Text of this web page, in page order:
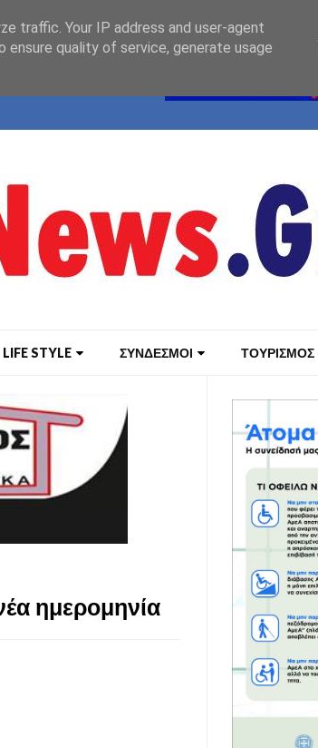
LIFE STYLE ΣΥΝΔΕΣΜΟΙ ΤΟΥΡΙΣΜΟΣ
ημερομηνία
traffic. Your IP address and user-agent
quality of service, generate usage